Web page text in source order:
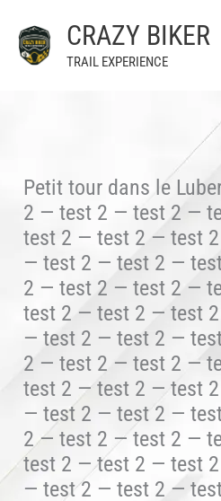
contenu
CRAZY BIKER
TRAIL EXPERIENCE
Petit tour dans le
2 — test 2 — test 2 —
test 2 — test 2 — test
— test 2 — test 2 —
2 — test 2 — test 2 —
test 2 — test 2 — test
— test 2 — test 2 —
2 — test 2 — test 2 —
test 2 — test 2 — test
— test 2 — test 2 —
2 — test 2 — test 2 —
test 2 — test 2 — test
— test 2 — test 2 —